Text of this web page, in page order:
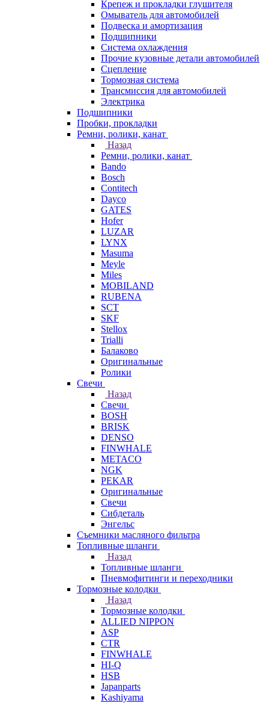
Крепеж и прокладки глушителя
Омыватель для автомобилей
Подвеска и амортизация
Подшипники
Система охлаждения
Прочие кузовные детали автомобилей
Сцепление
Тормозная система
Трансмиссия для автомобилей
Электрика
Подшипники
Пробки, прокладки
Ремни, ролики, канат
Назад
Ремни, ролики, канат
Bando
Bosch
Contitech
Dayco
GATES
Hofer
LUZAR
LYNX
Masuma
Meyle
Miles
MOBILAND
RUBENA
SCT
SKF
Stellox
Trialli
Балаково
Оригинальные
Ролики
Свечи
Назад
Свечи
BOSH
BRISK
DENSO
FINWHALE
METACO
NGK
PEKAR
Оригинальные
Свечи
Сибдеталь
Энгельс
Съемники масляного фильтра
Топливные шланги
Назад
Топливные шланги
Пневмофитинги и переходники
Тормозные колодки
Назад
Тормозные колодки
ALLIED NIPPON
ASP
CTR
FINWHALE
HI-Q
HSB
Japanparts
Kashiyama